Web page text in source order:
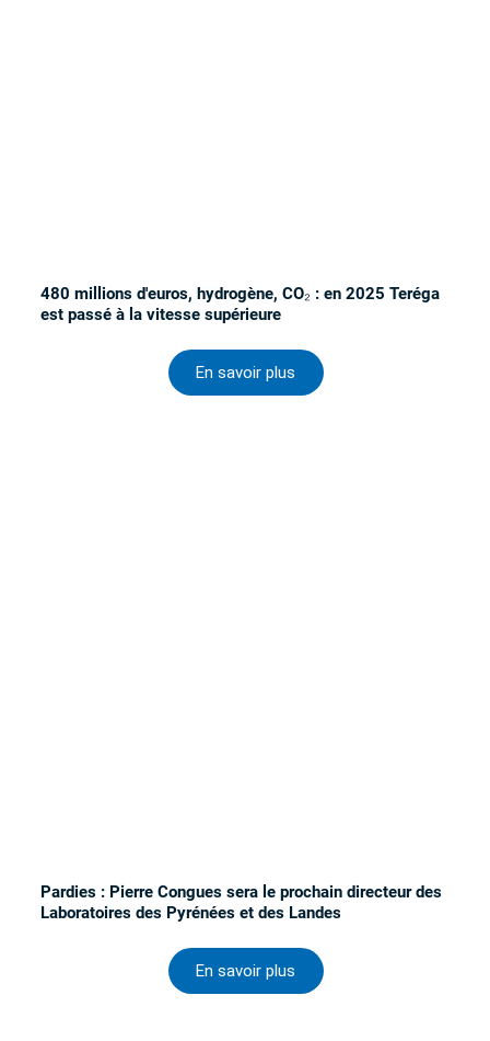
480 millions d'euros, hydrogène, CO₂ : en 2025 Teréga
est passé à la vitesse supérieure
En savoir plus
Pardies : Pierre Congues sera le prochain directeur des
Laboratoires des Pyrénées et des Landes
En savoir plus